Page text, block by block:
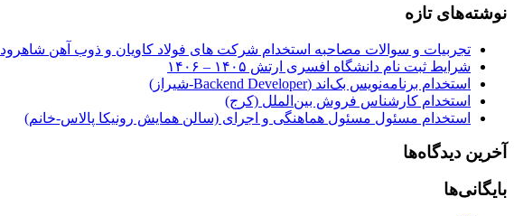
نوشته‌های تازه
تجربیات و سوالات مصاحبه استخدام شرکت های فولاد کاویان و ذوب آهن شاهرود
شرایط ثبت نام دانشگاه افسری ارتش ۱۴۰۵ – ۱۴۰۶
استخدام برنامه‌نویس بک‌اند (Backend Developer-شیراز)
استخدام کارشناس فروش بین‌الملل (کرج)
استخدام مسئول مسئول هماهنگی و اجرای (سالن همایش رونیکا پالاس-خانم)
آخرین دیدگاه‌ها
بایگانی‌ها